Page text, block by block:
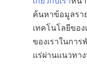
ค้นหาข้อมูลรา
เทคโนโลยีขอ
ของเราในกา
แร่ผ่านแนวทา